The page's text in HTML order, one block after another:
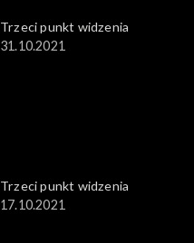
Trzeci punkt widzenia
31.10.2021
Trzeci punkt widzenia
17.10.2021